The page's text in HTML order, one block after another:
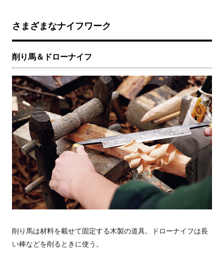
さまざまなナイフワーク
削り馬＆ドローナイフ
削り馬は材料を載せて固定する木製の道具。ドローナイフは長
い棒などを削るときに使う。